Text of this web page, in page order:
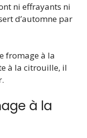
ni effrayants ni
d’automne par
fromage à la
à la citrouille, il
à la